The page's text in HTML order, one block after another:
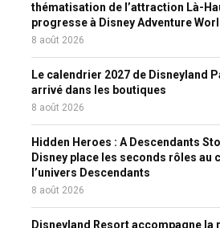
thématisation de l’attraction Là-
progresse à Disney Adventure
8 août 2026
Le calendrier 2027 de Disneyland
arrivé dans les boutiques
8 août 2026
Hidden Heroes : A Descendants
Disney place les seconds rôles au
l’univers Descendants
8 août 2026
Disneyland Resort accompagne la